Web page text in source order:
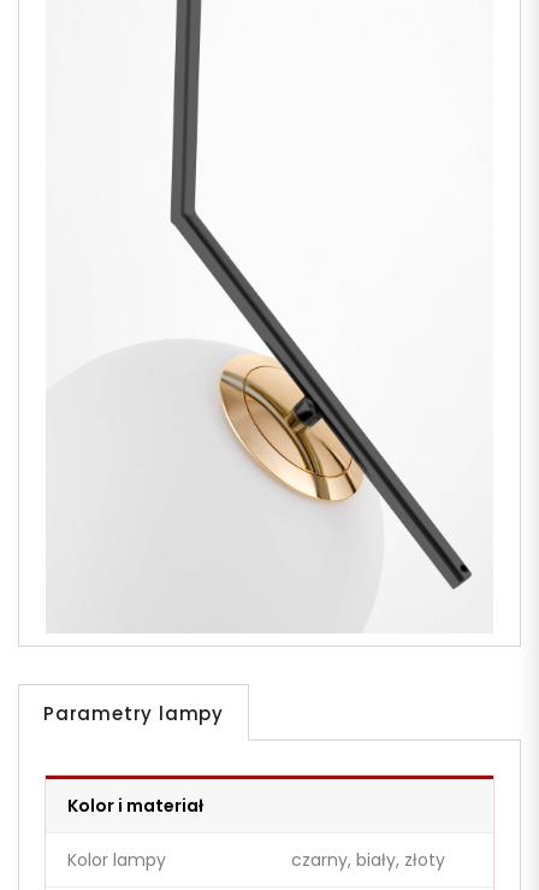
Parametry lampy
Kolor i materiał
Kolor lampy czarny, biały, złoty